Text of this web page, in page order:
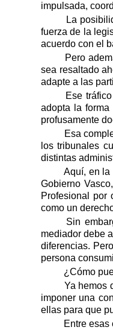
impulsada,
La
fuerza de la
acuerdo con el
Pero
sea resaltado
adapte a las
Ese
adopta la
profusamente
Esa
los tribunales
distintas
Aquí, en la
Gobierno
Profesional por
como un
Sin
mediador debe
diferencias.
persona
¿Cómo
Ya hemos
imponer una
ellas para que
Entre